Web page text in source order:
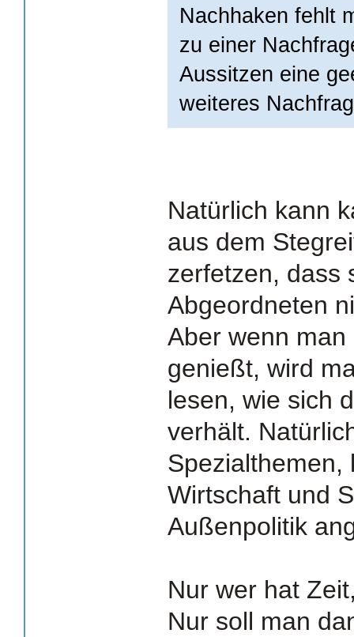
Nachhaken fehlt
zu einer
Aussitzen eine
weiteres
Natürlich kann
aus dem
zerfetzen, dass
Abgeordneten
Aber wenn
genießt, wird
lesen, wie sich
verhält.
Spezialthemen,
Wirtschaft und
Außenpolitik
Nur wer hat
Nur soll man